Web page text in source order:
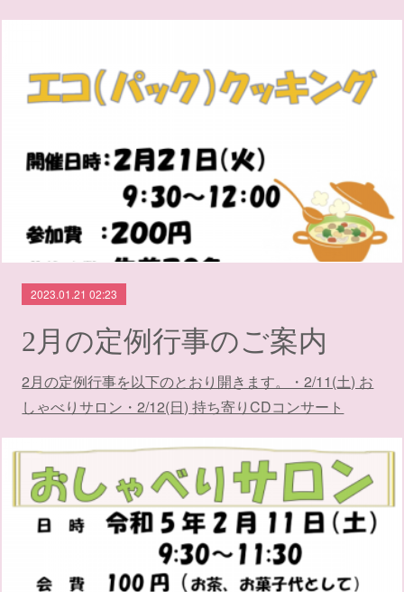
2023.01.21 02:23
2月の定例行事のご案内
2月の定例行事を以下のとおり開きます。・2/11(土) お
しゃべりサロン・2/12(日) 持ち寄りCDコンサート